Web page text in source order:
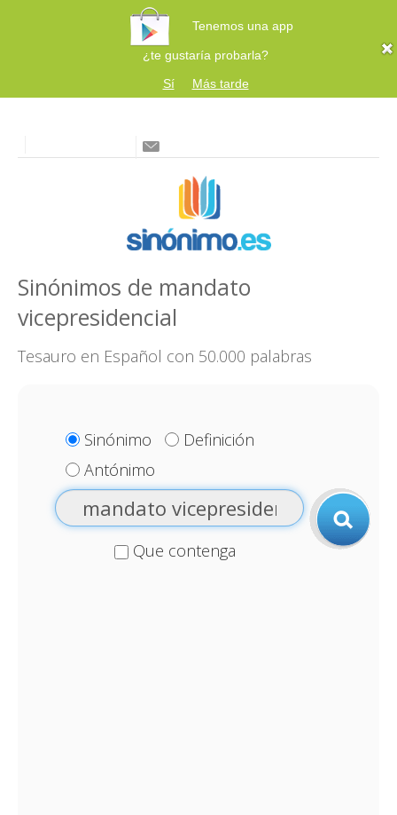
Tenemos una app
¿te gustaría probarla?
Sí
Más tarde
Sinónimos de mandato
vicepresidencial
Tesauro en Español con 50.000 palabras
Sinónimo
Definición
Antónimo
Que contenga